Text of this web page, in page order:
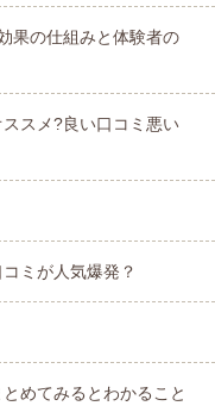
果の仕組みと体験者の
スメ?良い口コミ悪い
ミが人気爆発？
めてみるとわかること